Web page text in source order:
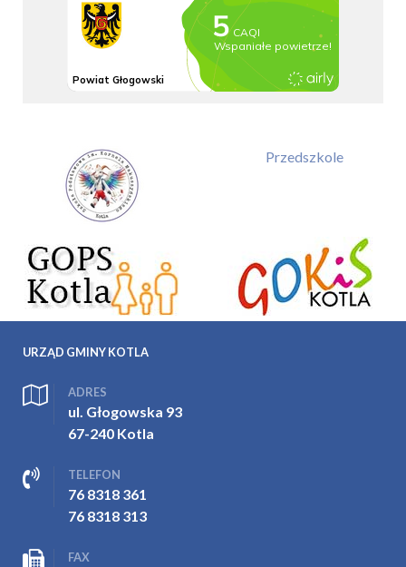
Przedszkole
URZĄD GMINY KOTLA
ADRES
ul. Głogowska 93
67-240 Kotla
TELEFON
76 8318 361
76 8318 313
FAX